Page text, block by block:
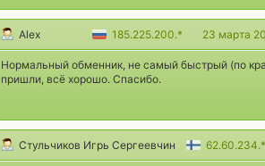
Alex 185.225.200.* 23 марта
Нормальный обменник, не самый быстрый (по
пришли, всё хорошо. Спасибо.
Стульчиков Игрь Сергеевчин 62.60.234.*